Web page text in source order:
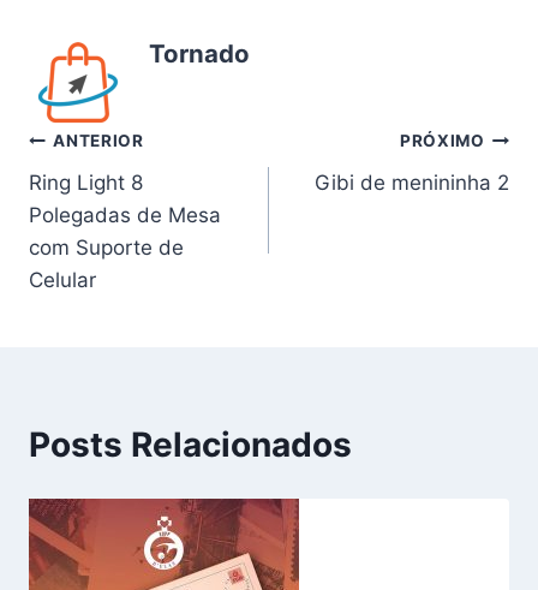
Tornado
Navegação
de
Post
ANTERIOR
Ring Light 8
Polegadas de Mesa
com Suporte de
Celular
PRÓXIMO
Gibi de menininha 2
Posts Relacionados